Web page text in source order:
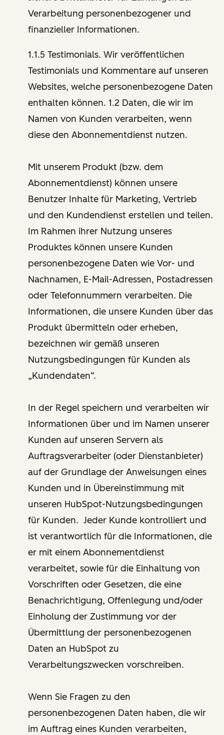
Verarbeitung personenbezogener und
finanzieller Informationen.
1.1.5 Testimonials. Wir veröffentlichen
Testimonials und Kommentare auf unseren
Websites, welche personenbezogene Daten
enthalten können. 1.2 Daten, die wir im
Namen von Kunden verarbeiten, wenn
diese den Abonnementdienst nutzen.
Mit unserem Produkt (bzw. dem
Abonnementdienst) können unsere
Benutzer Inhalte für Marketing, Vertrieb
und den Kundendienst erstellen und teilen.
Im Rahmen ihrer Nutzung unseres
Produktes können unsere Kunden
personenbezogene Daten wie Vor- und
Nachnamen, E-Mail-Adressen, Postadressen
oder Telefonnummern verarbeiten. Die
Informationen, die unsere Kunden über das
Produkt übermitteln oder erheben,
bezeichnen wir gemäß unseren
Nutzungsbedingungen für Kunden als
„Kundendaten“.
In der Regel speichern und verarbeiten wir
Informationen über und im Namen unserer
Kunden auf unseren Servern als
Auftragsverarbeiter (oder Dienstanbieter)
auf der Grundlage der Anweisungen eines
Kunden und in Übereinstimmung mit
unseren HubSpot-Nutzungsbedingungen
für Kunden. Jeder Kunde kontrolliert und
ist verantwortlich für die Informationen, die
er mit einem Abonnementdienst
verarbeitet, sowie für die Einhaltung von
Vorschriften oder Gesetzen, die eine
Benachrichtigung, Offenlegung und/oder
Einholung der Zustimmung vor der
Übermittlung der personenbezogenen
Daten an HubSpot zu
Verarbeitungszwecken vorschreiben.
Wenn Sie Fragen zu den
personenbezogenen Daten haben, die wir
im Auftrag eines Kunden verarbeiten,